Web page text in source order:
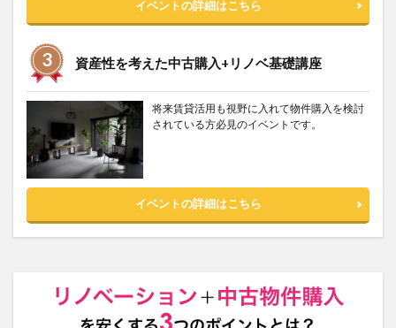
イベントの詳細はこちら
資産性を考えた中古購入+リノベ基礎講座
将来賃貸活用も視野に入れて物件購入を検討
されている方必見のイベントです。
イベントの詳細はこちら